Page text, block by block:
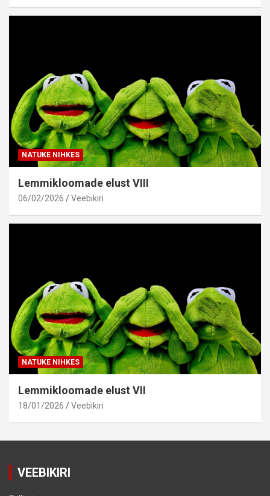
NATUKE NIHKES
Lemmikloomade elust VIII
06/02/2026 Veebikiri
NATUKE NIHKES
Lemmikloomade elust VII
18/01/2026 Veebikiri
VEEBIKIRI